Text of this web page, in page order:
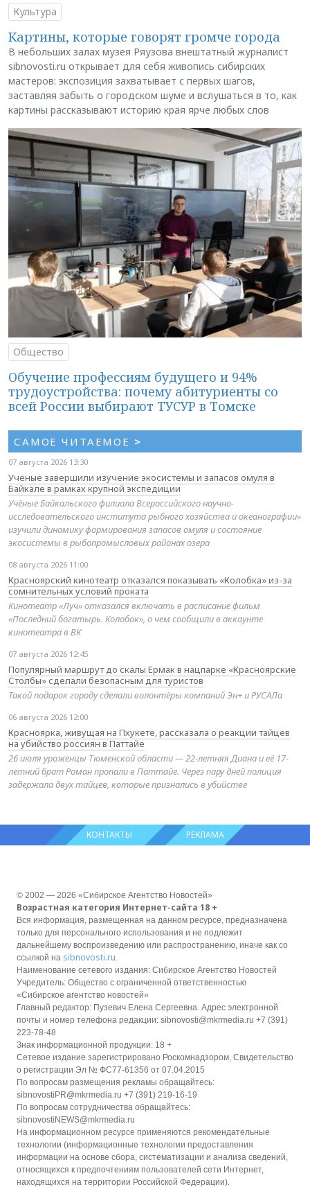
Культура
Картины, которые говорят громче города
В небольших залах музея Ряузова внештатный журналист
sibnovosti.ru открывает для себя живопись сибирских
мастеров: экспозиция захватывает с первых шагов,
заставляя забыть о городском шуме и вслушаться в то, как
картины рассказывают историю края ярче любых слов
Общество
Обучение профессиям будущего и 94%
трудоустройства: почему абитуриенты со
всей России выбирают ТУСУР в Томске
САМОЕ ЧИТАЕМОЕ >
07 августа 2026 13:30
Учёные завершили изучение экосистемы и запасов омуля в
Байкале в рамках крупной экспедиции
Учёные Байкальского филиала Всероссийского научно-
исследовательского института рыбного хозяйства и океанографии»
изучили динамику формирования запасов омуля и состояние
экосистемы в рыбопромысловых районах озера
08 августа 2026 11:00
Красноярский кинотеатр отказался показывать «Колобка» из-за
сомнительных условий проката
Кинотеатр «Луч» отказался включать в расписание фильм
«Последний богатырь. Колобок», о чем сообщили в аккаунте
кинотеатра в ВК
07 августа 2026 12:45
Популярный маршрут до скалы Ермак в нацпарке «Красноярские
Столбы» сделали безопасным для туристов
Такой подарок городу сделали волонтёры компаний Эн+ и РУСАЛа
06 августа 2026 12:00
Красноярка, живущая на Пхукете, рассказала о реакции тайцев
на убийство россиян в Паттайе
26 июля уроженцы Тюменской области — 22-летняя Диана и её 17-
летний брат Роман пропали в Паттайе. Через пару дней полиция
задержала двух тайцев, которые признались в убийстве
КОНТАКТЫ РЕКЛАМА
© 2002 — 2026 «Сибирское Агентство Новостей»
Возрастная категория Интернет-сайта 18 +
Вся информация, размещенная на данном ресурсе, предназначена
только для персонального использования и не подлежит
дальнейшему воспроизведению или распространению, иначе как со
ссылкой на sibnovosti.ru
Наименование сетевого издания: Сибирское Агентство Новостей
Учредитель: Общество с ограниченной ответственностью
«Сибирское агентство новостей»
Главный редактор: Пузевич Елена Сергеевна. Адрес электронной
почты и номер телефона редакции: sibnovosti@mkrmedia.ru +7 (391)
223-78-48
Знак информационной продукции: 18 +
Сетевое издание зарегистрировано Роскомнадзором, Свидетельство
о регистрации Эл № ФС77-61356 от 07.04.2015
По вопросам размещения рекламы обращайтесь:
sibnovostiPR@mkrmedia.ru +7 (391) 219-16-19
По вопросам сотрудничества обращайтесь:
sibnovostiNEWS@mkrmedia.ru
На информационном ресурсе применяются рекомендательные
технологии (информационные технологии предоставления
информации на основе сбора, систематизации и анализа сведений,
относящихся к предпочтениям пользователей сети Интернет,
находящихся на территории Российской Федерации).